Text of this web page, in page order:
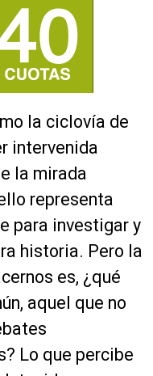
la ciclovía de
intervenida
la mirada
representa
para investigar y
historia. Pero la
es, ¿qué
aquel que no
Lo que percibe